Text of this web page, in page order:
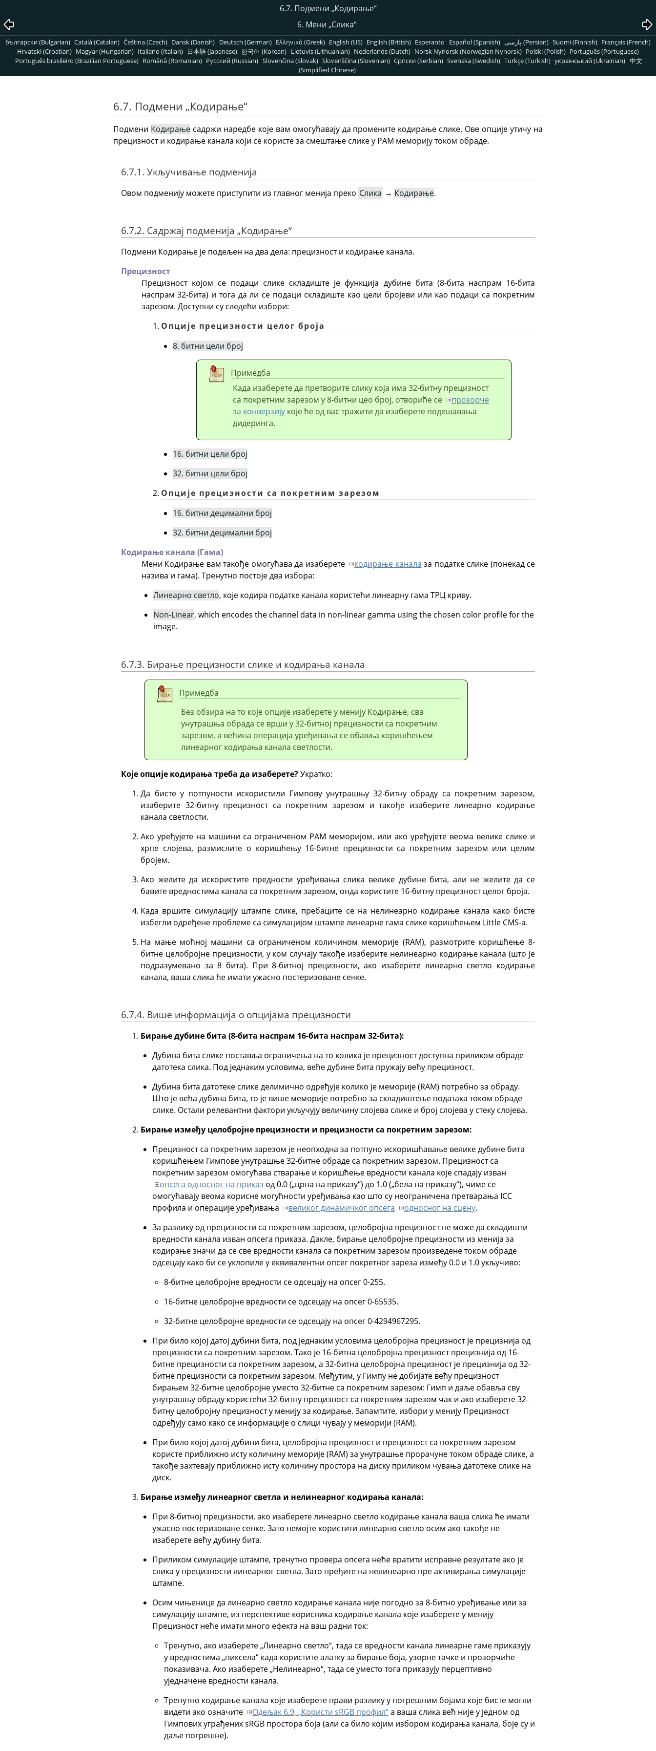
6.7. Подмени „Кодирање“
6. Мени „Слика“
български (Bulgarian) Català (Catalan) Čeština (Czech) Dansk (Danish) Deutsch (German) Ελληνικά (Greek) English (US) English (British) Esperanto Español (Spanish) پارسی (Persian) Suomi (Finnish) Français (French)
Hrvatski (Croatian) Magyar (Hungarian) Italiano (Italian) 日本語 (Japanese) 한국어 (Korean) Lietuvis (Lithuanian) Nederlands (Dutch) Norsk Nynorsk (Norwegian Nynorsk) Polski (Polish) Português (Portuguese)
Português brasileiro (Brazilian Portuguese) Română (Romanian) Pусский (Russian) Slovenčina (Slovak) Slovenščina (Slovenian) Српски (Serbian) Svenska (Swedish) Türkçe (Turkish) український (Ukrainian) 中文
(Simplified Chinese)
6.7. Подмени „Кодирање“
Подмени Кодирањесадржи наредбе које вам омогућавају да промените кодирање слике. Ове опције утичу на
прецизност и кодирање канала који се користе за смештање слике у РАМ меморију током обраде.
6.7.1. Укључивање подменија
Овом подменију можете приступити из главног менија преко Слика → Кодирање.
6.7.2. Садржај подменија „Кодирање“
Подмени Кодирање је подељен на два дела: прецизност и кодирање канала.
Прецизност
Прецизност којом се подаци слике складиште је функција дубине бита (8-бита наспрам 16-бита
наспрам 32-бита) и тога да ли се подаци складиште као цели бројеви или као подаци са покретним
зарезом. Доступни су следећи избори:
Опције прецизности целог броја
8. битни цели број
Примедба
Када изаберете да претворите слику која има 32-битну прецизност
са покретним зарезом у 8-битни цео број, отвориће се
прозорче
за конверзијукоје ће од вас тражити да изаберете подешавања
дидеринга.
16. битни цели број
32. битни цели број
Опције прецизности са покретним зарезом
16. битни децимални број
32. битни децимални број
Кодирање канала (Гама)
Мени Кодирање вам такође омогућава да изаберете
кодирање канала за податке слике (понекад се
назива и гама). Тренутно постоје два избора:
Линеарно светло, које кодира податке канала користећи линеарну гама ТРЦ криву.
Non-Linear, which encodes the channel data in non-linear gamma using the chosen color profile for the
image.
6.7.3. Бирање прецизности слике и кодирања канала
Примедба
Без обзира на то које опције изаберете у менију Кодирање, сва
унутрашња обрада се врши у 32-битној прецизности са покретним
зарезом, а већина операција уређивања се обавља коришћењем
линеарног кодирања канала светлости.
Које опције кодирања треба да изаберете?Укратко:
Да бисте у потпуности искористили Гимпову унутрашњу 32-битну обраду са покретним зарезом,
изаберите 32-битну прецизност са покретним зарезом и такође изаберите линеарно кодирање
канала светлости.
Ако уређујете на машини са ограниченом РАМ меморијом, или ако уређујете веома велике слике и
хрпе слојева, размислите о коришћењу 16-битне прецизности са покретним зарезом или целим
бројем.
Ако желите да искористите предности уређивања слика велике дубине бита, али не желите да се
бавите вредностима канала са покретним зарезом, онда користите 16-битну прецизност целог броја.
Када вршите симулацију штампе слике, пребаците се на нелинеарно кодирање канала како бисте
избегли одређене проблеме са симулацијом штампе линеарне гама слике коришћењем Little CMS-а.
На мање моћној машини са ограниченом количином меморије (RAM), размотрите коришћење 8-
битне целобројне прецизности, у ком случају такође изаберите нелинеарно кодирање канала (што је
подразумевано за 8 бита). При 8-битној прецизности, ако изаберете линеарно светло кодирање
канала, ваша слика ће имати ужасно постеризоване сенке.
6.7.4. Више информација о опцијама прецизности
Бирање дубине бита (8-бита наспрам 16-бита наспрам 32-бита):
Дубина бита слике поставља ограничења на то колика је прецизност доступна приликом обраде
датотека слика. Под једнаким условима, веће дубине бита пружају већу прецизност.
Дубина бита датотеке слике делимично одређује колико је меморије (RAM) потребно за обраду.
Што је већа дубина бита, то је више меморије потребно за складиштење података током обраде
слике. Остали релевантни фактори укључују величину слојева слике и број слојева у стеку слојева.
Бирање између целобројне прецизности и прецизности са покретним зарезом:
Прецизност са покретним зарезом је неопходна за потпуно искоришћавање велике дубине бита
коришћењем Гимпове унутрашње 32-битне обраде са покретним зарезом. Прецизност са
покретним зарезом омогућава стварање и коришћење вредности канала које спадају изван
опсега односног на приказ од 0.0 („црна на приказу“) до 1.0 („бела на приказу“), чиме се
омогућавају веома корисне могућности уређивања као што су неограничена претварања ICC
профила и операције уређивања
великог динамичког опсега односног на сцену.
За разлику од прецизности са покретним зарезом, целобројна прецизност не може да складишти
вредности канала изван опсега приказа. Дакле, бирање целобројне прецизности из менија за
кодирање значи да се све вредности канала са покретним зарезом произведене током обраде
одсецају како би се уклопиле у еквивалентни опсег покретног зареза између 0.0 и 1.0 укључиво:
8-битне целобројне вредности се одсецају на опсег 0-255.
16-битне целобројне вредности се одсецају на опсег 0-65535.
32-битне целобројне вредности се одсецају на опсег 0-4294967295.
При било којој датој дубини бита, под једнаким условима целобројна прецизност је прецизнија од
прецизности са покретним зарезом. Тако је 16-битна целобројна прецизност прецизнија од 16-
битне прецизности са покретним зарезом, а 32-битна целобројна прецизност је прецизнија од 32-
битне прецизности са покретним зарезом. Међутим, у Гимпу не добијате већу прецизност
бирањем 32-битне целобројне уместо 32-битне са покретним зарезом: Гимп и даље обавља сву
унутрашњу обраду користећи 32-битну прецизност са покретним зарезом чак и ако изаберете 32-
битну целобројну прецизност у менију за кодирање. Запамтите, избори у менију Прецизност
одређују само како се информације о слици чувају у меморији (RAM).
При било којој датој дубини бита, целобројна прецизност и прецизност са покретним зарезом
користе приближно исту количину меморије (RAM) за унутрашње прорачуне током обраде слике, а
такође захтевају приближно исту количину простора на диску приликом чувања датотеке слике на
диск.
Бирање између линеарног светла и нелинеарног кодирања канала:
При 8-битној прецизности, ако изаберете линеарно светло кодирање канала ваша слика ће имати
ужасно постеризоване сенке. Зато немојте користити линеарно светло осим ако такође не
изаберете већу дубину бита.
Приликом симулације штампе, тренутно провера опсега неће вратити исправне резултате ако је
слика у прецизности линеарног светла. Зато пређите на нелинеарно пре активирања симулације
штампе.
Осим чињенице да линеарно светло кодирање канала није погодно за 8-битно уређивање или за
симулацију штампе, из перспективе корисника кодирање канала које изаберете у менију
Прецизност неће имати много ефекта на ваш радни ток:
Тренутно, ако изаберете „Линеарно светло“, тада се вредности канала линеарне гаме приказују
у вредностима „пиксела“ када користите алатку за бирање боја, узорне тачке и прозорчиће
показивача. Ако изаберете „Нелинеарно“, тада се уместо тога приказују перцептивно
уједначене вредности канала.
Тренутно кодирање канала које изаберете прави разлику у погрешним бојама које бисте могли
видети ако означите
Одељак 6.9, „Користи sRGB профил“а ваша слика већ није у једном од
Гимпових уграђених sRGB простора боја (али са било којим избором кодирања канала, боје су и
даље погрешне).